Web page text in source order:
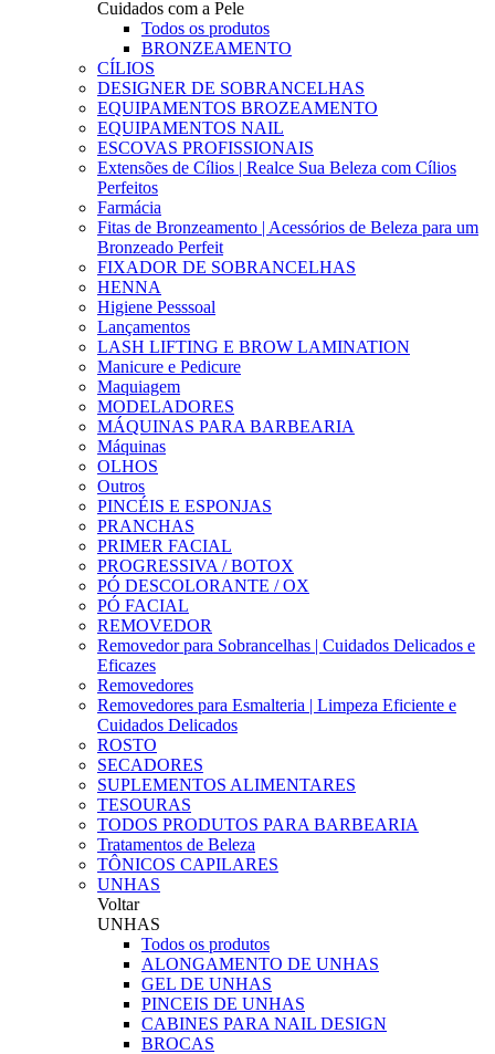
Cuidados com a Pele
Todos os produtos
BRONZEAMENTO
CÍLIOS
DESIGNER DE SOBRANCELHAS
EQUIPAMENTOS BROZEAMENTO
EQUIPAMENTOS NAIL
ESCOVAS PROFISSIONAIS
Extensões de Cílios | Realce Sua Beleza com Cílios
Perfeitos
Farmácia
Fitas de Bronzeamento | Acessórios de Beleza para um
Bronzeado Perfeit
FIXADOR DE SOBRANCELHAS
HENNA
Higiene Pesssoal
Lançamentos
LASH LIFTING E BROW LAMINATION
Manicure e Pedicure
Maquiagem
MODELADORES
MÁQUINAS PARA BARBEARIA
Máquinas
OLHOS
Outros
PINCÉIS E ESPONJAS
PRANCHAS
PRIMER FACIAL
PROGRESSIVA / BOTOX
PÓ DESCOLORANTE / OX
PÓ FACIAL
REMOVEDOR
Removedor para Sobrancelhas | Cuidados Delicados e
Eficazes
Removedores
Removedores para Esmalteria | Limpeza Eficiente e
Cuidados Delicados
ROSTO
SECADORES
SUPLEMENTOS ALIMENTARES
TESOURAS
TODOS PRODUTOS PARA BARBEARIA
Tratamentos de Beleza
TÔNICOS CAPILARES
UNHAS
Voltar
UNHAS
Todos os produtos
ALONGAMENTO DE UNHAS
GEL DE UNHAS
PINCEIS DE UNHAS
CABINES PARA NAIL DESIGN
BROCAS